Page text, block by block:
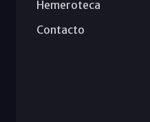
Hemeroteca
Contacto